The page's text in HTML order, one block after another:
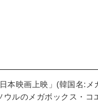
本映画上映」(韓国名:メ
ルのメガボックス・コ